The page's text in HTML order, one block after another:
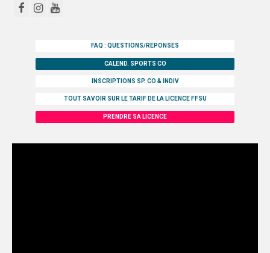
FAQ : QUESTIONS/REPONSES
CALEND. SPORTS CO
INSCRIPTIONS SP. CO & INDIV
TOUT SAVOIR SUR LE TARIF DE LA LICENCE FFSU
PRENDRE SA LICENCE